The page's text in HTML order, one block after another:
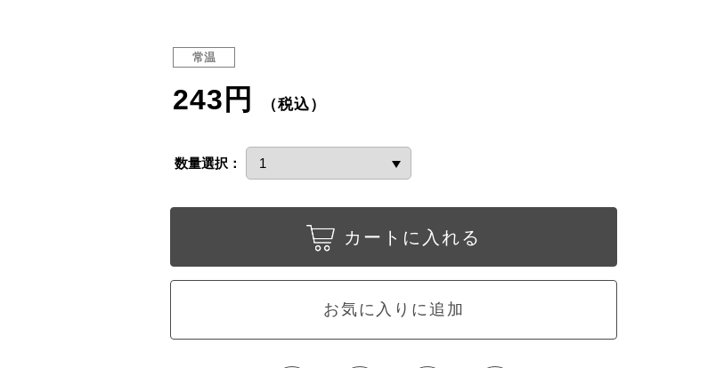
常温
243円 （税込）
数量選択：
カートに入れる
お気に入りに追加